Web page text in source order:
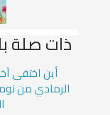
ذات صلة
أين اختفى
الرمادي من